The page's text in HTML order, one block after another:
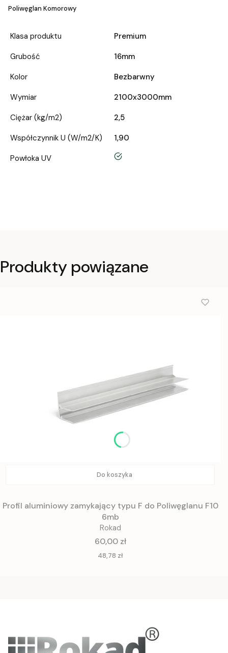
Poliwęglan Komorowy
Klasa produktu
Premium
Grubość
16mm
Kolor
Bezbarwny
Wymiar
2100x3000mm
Ciężar (kg/m2)
2,5
Współczynnik U (W/m2/K)
1,90
Powłoka UV
tak
Produkty powiązane
Do koszyka
Profil aluminiowy zamykający typu F do Poliwęglanu F10
6mb
Rokad
Cena
60,00 zł
Cena
48,78 zł